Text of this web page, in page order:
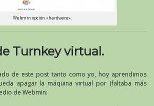
Webmin opción «hardware».
Turnkey virtual.
de este post tanto como yo, hoy aprendimos
apagar la máquina virtual por (faltaba más
de Webmin: